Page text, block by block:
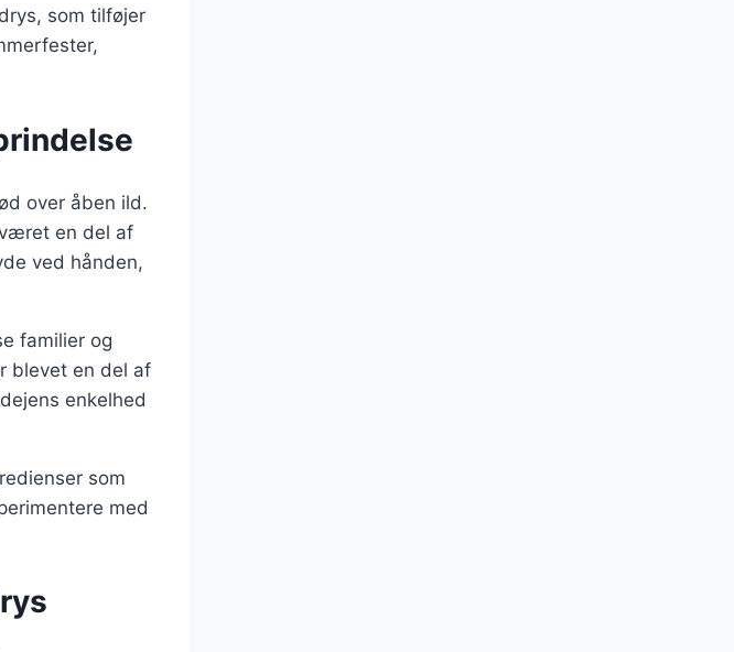
som tilføjer
over åben ild.
en del af
ved hånden,
familier og
blevet en del af
enkelhed
som
med